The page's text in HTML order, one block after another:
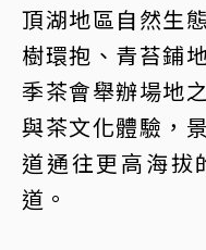
頂湖地區自然生
樹環抱、青苔鋪
季茶會舉辦場地
與茶文化體驗，
道通往更高海拔
道。